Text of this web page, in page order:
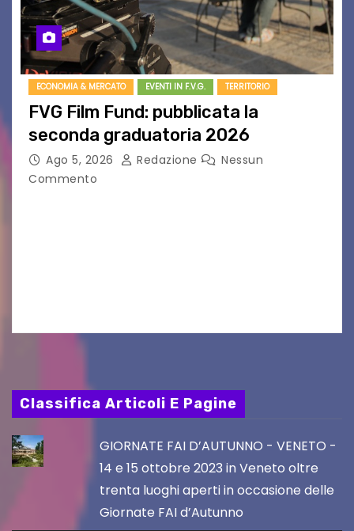
ECONOMIA & MERCATO EVENTI IN F.V.G. TERRITORIO
FVG Film Fund: pubblicata la
seconda graduatoria 2026
Ago 5, 2026 Redazione
Nessun
Commento
Classifica Articoli E Pagine
GIORNATE FAI D’AUTUNNO - VENETO -
14 e 15 ottobre 2023 in Veneto oltre
trenta luoghi aperti in occasione delle
Giornate FAI d’Autunno